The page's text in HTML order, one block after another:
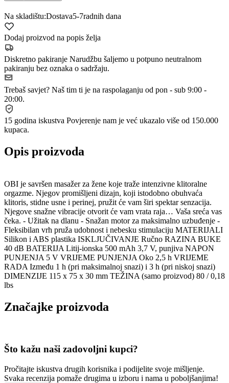
Na skladištu:Dostava5-7radnih dana
Dodaj proizvod na popis želja
Diskretno pakiranje Narudžbu šaljemo u potpuno neutralnom
pakiranju bez oznaka o sadržaju.
Trebaš savjet? Naš tim ti je na raspolaganju od pon - sub 9:00 -
20:00.
15 godina iskustva Povjerenje nam je već ukazalo više od 150.000
kupaca.
Opis proizvoda
OBI je savršen masažer za žene koje traže intenzivne klitoralne
orgazme. Njegov promišljeni dizajn, koji istodobno obuhvaća
klitoris, stidne usne i perinej, pružit će vam širi spektar senzacija.
Njegove snažne vibracije otvorit će vam vrata raja… Vaša sreća vas
čeka. - Užitak na dlanu - Snažan motor za maksimalno uzbuđenje -
Fleksibilan vrh pruža udobnost i nebesku stimulaciju MATERIJALI
Silikon i ABS plastika ISKLJUČIVANJE Ručno RAZINA BUKE
40 dB BATERIJA Litij-ionska 500 mAh 3,7 V, punjiva NAPON
PUNJENJA 5 V VRIJEME PUNJENJA Oko 2,5 h VRIJEME
RADA Između 1 h (pri maksimalnoj snazi) i 3 h (pri niskoj snazi)
DIMENZIJE 115 x 75 x 30 mm TEŽINA (samo proizvod) 80 / 0,18
lbs
Značajke proizvoda
Što kažu naši zadovoljni kupci?
Pročitajte iskustva drugih korisnika i podijelite svoje mišljenje.
Svaka recenzija pomaže drugima u izboru i nama u poboljšanjima!